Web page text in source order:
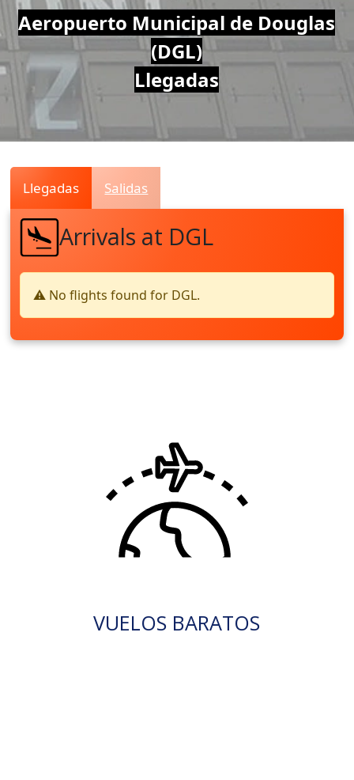
Air
Traffic
Live
Aeropuerto Municipal de Douglas
(DGL)
Llegadas
Llegadas Salidas
Arrivals at DGL
⚠️ No flights found for DGL.
VUELOS BARATOS